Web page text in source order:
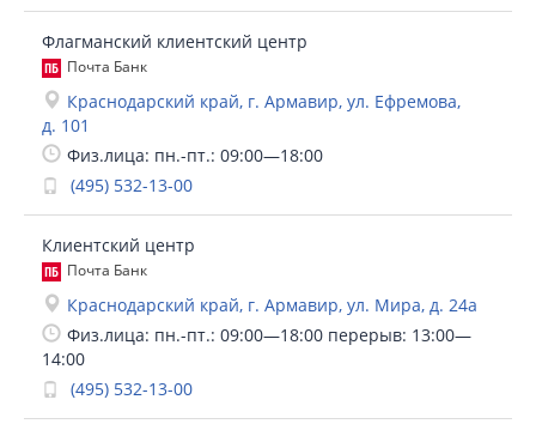
Флагманский клиентский центр
Почта Банк
Краснодарский край, г. Армавир, ул. Ефремова,
д. 101
Физ.лица: пн.-пт.: 09:00—18:00
(495) 532-13-00
Клиентский центр
Почта Банк
Краснодарский край, г. Армавир, ул. Мира, д. 24а
Физ.лица: пн.-пт.: 09:00—18:00 перерыв: 13:00—
14:00
(495) 532-13-00